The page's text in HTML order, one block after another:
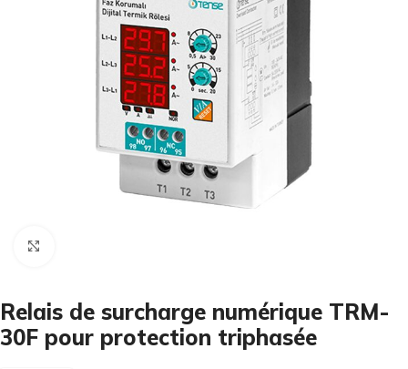
Relais de surcharge numérique TRM-
30F pour protection triphasée